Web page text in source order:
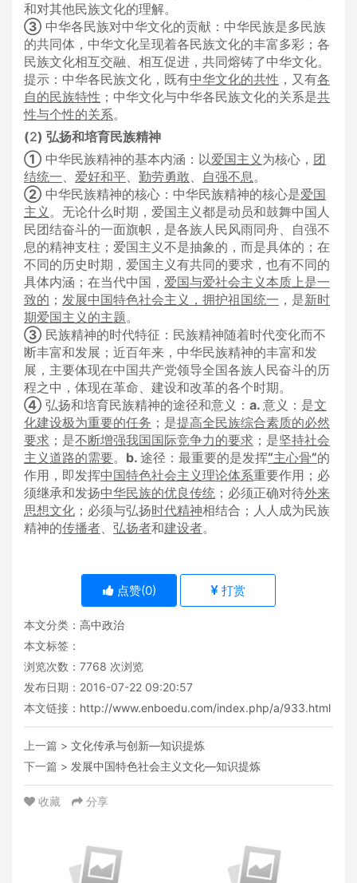
和对其他民族文化的理解。
③ 中华各民族对中华文化的贡献：中华民族是多民族
的共同体，中华文化呈现着各民族文化的丰富多彩；各
民族文化相互交融、相互促进，共同熔铸了中华文化。
提示：中华各民族文化，既有中华文化的共性 ，又有各
自的民族特性 ；中华文化与中华各民族文化的关系是共
性与个性的关系。
(2) 弘扬和培育民族精神
① 中华民族精神的基本内涵：以爱国主义 为核心， 团
结统一、 爱好和平、 勤劳勇敢、 自强不息。
② 中华民族精神的核心：中华民族精神的核心是爱国
主义 。无论什么时期，爱国主义都是动员和鼓舞中国人
民团结奋斗的一面旗帜，是各族人民风雨同舟、自强不
息的精神支柱；爱国主义不是抽象的，而是具体的；在
不同的历史时期，爱国主义有共同的要求，也有不同的
具体内涵；在当代中国， 爱国与爱社会主义本质上是一
致的 ； 发展中国特色社会主义 ， 拥护祖国统一 ，是新时
期爱国主义的主题。
③ 民族精神的时代特征：民族精神随着时代变化而不
断丰富和发展；近百年来，中华民族精神的丰富和发
展，主要体现在中国共产党领导全国各族人民奋斗的历
程之中，体现在革命、建设和改革的各个时期。
④ 弘扬和培育民族精神的途径和意义： a. 意义：是文
化建设极为重要的任务 ；是提高全民族综合素质的必然
要求 ；是不断增强我国国际竞争力的要求 ；是坚持社会
主义道路的需要。 b. 途径：最重要的是发挥“主心骨”的
作用，即发挥中国特色社会主义理论体系重要作用；必
须继承和发扬中华民族的优良传统 ；必须正确对待外来
思想文化 ；必须与弘扬时代精神相结合；人人成为民族
精神的传播者、 弘扬者和建设者。
点赞(0) 打赏
本文分类： 高中政治
本文标签：
浏览次数： 7768 次浏览
发布日期：2016-07-22 09:20:57
本文链接： http://www.enboedu.com/index.php/a/933.html
上一篇 > 文化传承与创新—知识提炼
下一篇 > 发展中国特色社会主义文化—知识提炼
收藏 分享